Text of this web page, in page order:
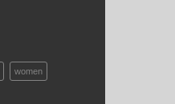
women